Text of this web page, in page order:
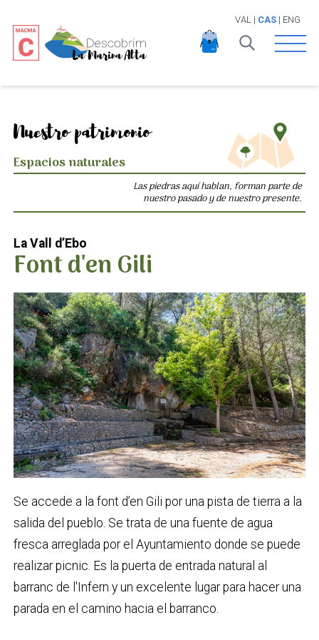
VAL | CAS| ENG
Open
Nuestro patrimonio
Espacios naturales
Las piedras aquí hablan, forman parte de
nuestro pasado y de nuestro presente.
La Vall d’Ebo
Font d'en Gili
Se accede a la font d’en Gili por una pista de tierra a la
salida del pueblo. Se trata de una fuente de agua
fresca arreglada por el Ayuntamiento donde se puede
realizar picnic. Es la puerta de entrada natural al
barranc de l'Infern y un excelente lugar para hacer una
parada en el camino hacia el barranco.